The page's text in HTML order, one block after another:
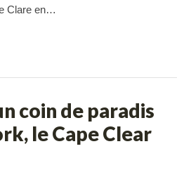
Clare en…
coin de paradis
le Cape Clear